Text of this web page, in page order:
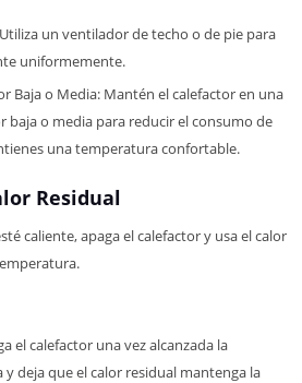
un ventilador de techo o de pie para
uniformemente.
Baja o Media: Mantén el calefactor en una
baja o media para reducir el consumo de
una temperatura confortable.
Residual
caliente, apaga el calefactor y usa el calor
el calefactor una vez alcanzada la
deja que el calor residual mantenga la